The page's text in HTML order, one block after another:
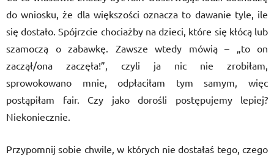
do wniosku, że dla większości oznacza to dawanie tyle, ile
się dostało. Spójrzcie chociażby na dzieci, które się kłócą lub
szamoczą o zabawkę. Zawsze wtedy mówią – „to on
zaczął/ona zaczęła!”, czyli ja nic nie zrobiłam,
sprowokowano mnie, odpłaciłam tym samym, więc
postąpiłam fair. Czy jako dorośli postępujemy lepiej?
Niekoniecznie.
Przypomnij sobie chwile, w których nie dostałaś tego, czego